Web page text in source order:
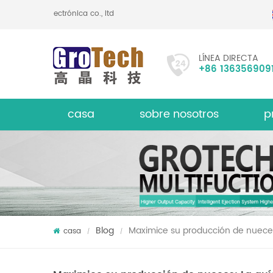
optoelectrónica co., ltd
LÍNEA DIRECTA
+86
casa sobre nosotros
casa / Blog / Maximice su producción de